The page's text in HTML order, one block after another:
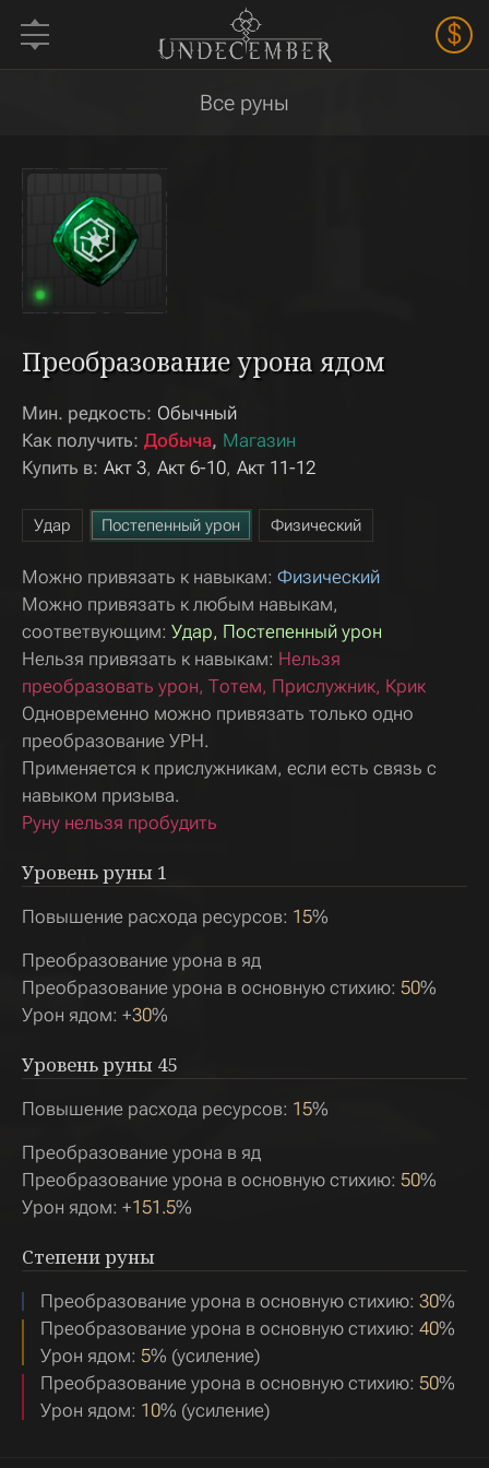
$
Все руны
Преобразование урона ядом
Мин. редкость: Обычный
Как получить: Добыча Магазин
Купить в: Акт 3 Акт 6-10 Акт 11-12
Удар Постепенный урон Физический
Можно привязать к навыкам: Физический
Можно привязать к любым навыкам,
соответвующим: Удар, Постепенный урон
Нельзя привязать к навыкам: Нельзя
преобразовать урон, Тотем, Прислужник, Крик
Одновременно можно привязать только одно
преобразование УРН.
Применяется к прислужникам, если есть связь с
навыком призыва.
Руну нельзя пробудить
Уровень руны 1
Повышение расхода ресурсов: 15%
Преобразование урона в яд
Преобразование урона в основную стихию: 50%
Урон ядом: +30%
Уровень руны 45
Повышение расхода ресурсов: 15%
Преобразование урона в яд
Преобразование урона в основную стихию: 50%
Урон ядом: +151.5%
Степени руны
Преобразование урона в основную стихию: 30%
Преобразование урона в основную стихию: 40%
Урон ядом: 5% (усиление)
Преобразование урона в основную стихию: 50%
Урон ядом: 10% (усиление)